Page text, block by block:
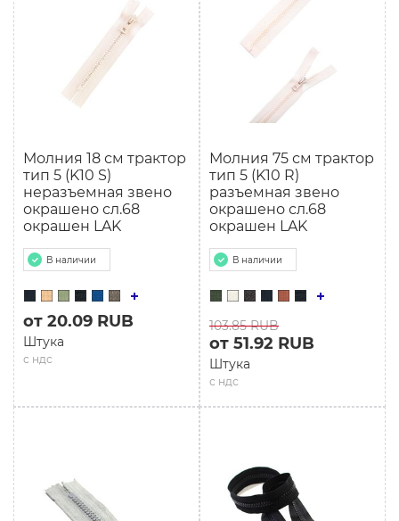
Молния 18 см трактор
тип 5 (K10 S)
неразъемная звено
окрашено сл.68
окрашен LAK
В наличии
с ндс
от 20.09 RUB
Штука
Молния 75 см трактор
тип 5 (K10 R)
разъемная звено
окрашено сл.68
окрашен LAK
В наличии
103.85 RUB
с ндс
от 51.92 RUB
Штука